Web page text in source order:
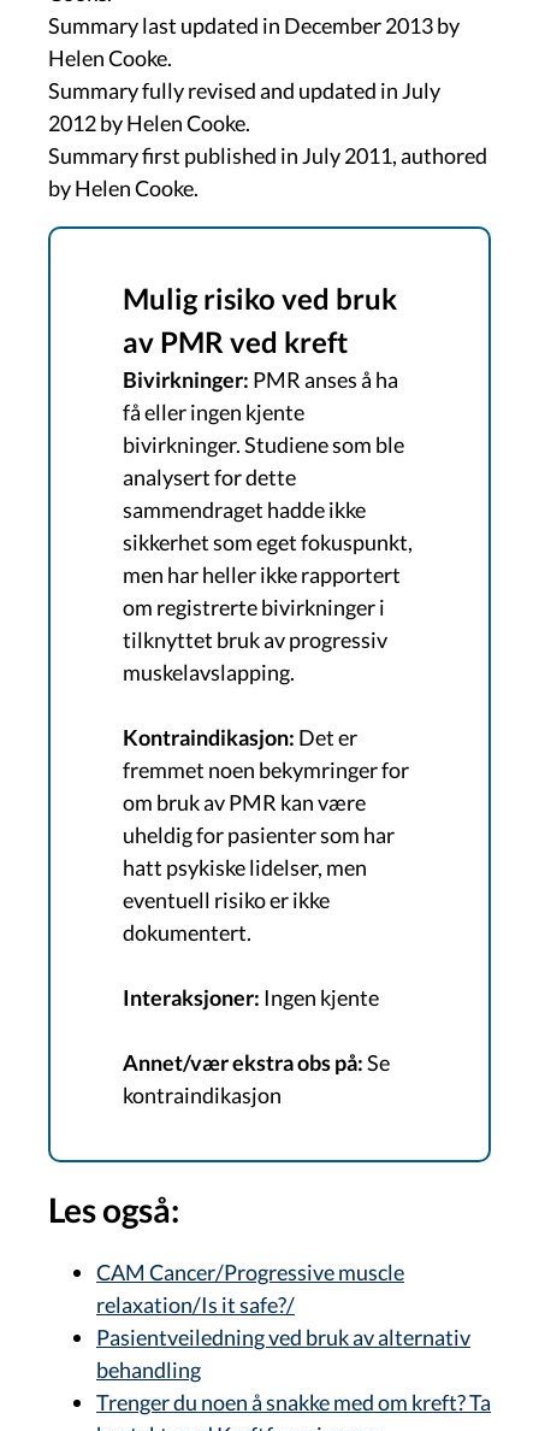
Summary last updated in December 2013 by
Helen Cooke.
Summary fully revised and updated in July
2012 by Helen Cooke.
Summary first published in July 2011, authored
by Helen Cooke.
Mulig risiko ved bruk
av PMR ved kreft
Bivirkninger: PMR anses å ha
få eller ingen kjente
bivirkninger. Studiene som ble
analysert for dette
sammendraget hadde ikke
sikkerhet som eget fokuspunkt,
men har heller ikke rapportert
om registrerte bivirkninger i
tilknyttet bruk av progressiv
muskelavslapping.
Kontraindikasjon: Det er
fremmet noen bekymringer for
om bruk av PMR kan være
uheldig for pasienter som har
hatt psykiske lidelser, men
eventuell risiko er ikke
dokumentert.
Interaksjoner: Ingen kjente
Annet/vær ekstra obs på:Se
kontraindikasjon
Les også:
CAM Cancer/Progressive muscle
relaxation/Is it safe?/
Pasientveiledning ved bruk av alternativ
behandling
Trenger du noen å snakke med om kreft? Ta